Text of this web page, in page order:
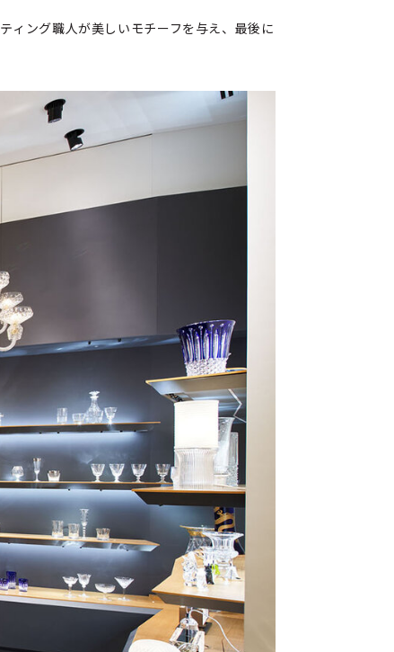
ィング職人が美しいモチーフを与え、最後に